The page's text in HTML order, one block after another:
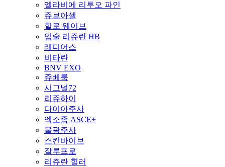
엘라비에 리투오 파인
쥬브아셀
힐로 웨이브
입술 리쥬란 HB
레디어스
비타란
BNV EXO
쥬베룩
시그널72
리쥬하이
다이아주사
엑소좀 ASCE+
물광주사
스킨바이브
잘루프로
리쥬란 힐러